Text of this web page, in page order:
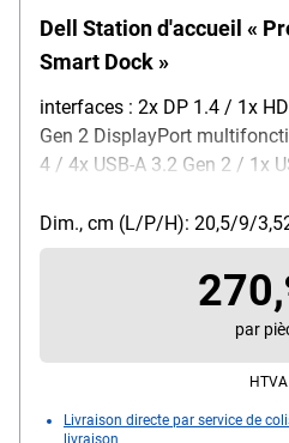
Dell Station d'accueil «
Smart Dock »
interfaces : 2x DP 1.4 / 1x
Gen 2 DisplayPort
4 / 4x USB-A 3.2 Gen 2 / 1x
bloc d'alimentation 100–240
: 180 W, dimensions (L/P/H)
poids : 579 g, systèmes
Windows 10 / Windows 11 /
Enterprise Linux /
prise en charge du Preboot
Access) / alimentation de
Dim., cm (L/P/H): 20,5/9/
270,
par
HTVA
Livraison directe par service de